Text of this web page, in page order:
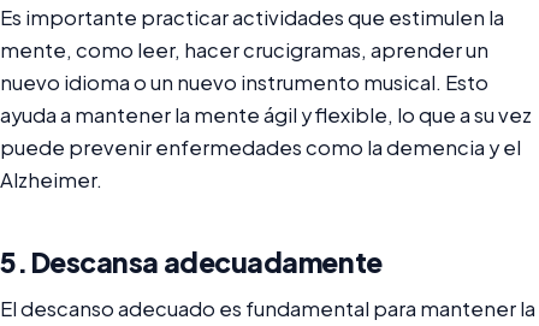
Es importante practicar actividades que estimulen la
mente, como leer, hacer crucigramas, aprender un
nuevo idioma o un nuevo instrumento musical. Esto
ayuda a mantener la mente ágil y flexible, lo que a su vez
puede prevenir enfermedades como la demencia y el
Alzheimer.
5. Descansa adecuadamente
El descanso adecuado es fundamental para mantener la